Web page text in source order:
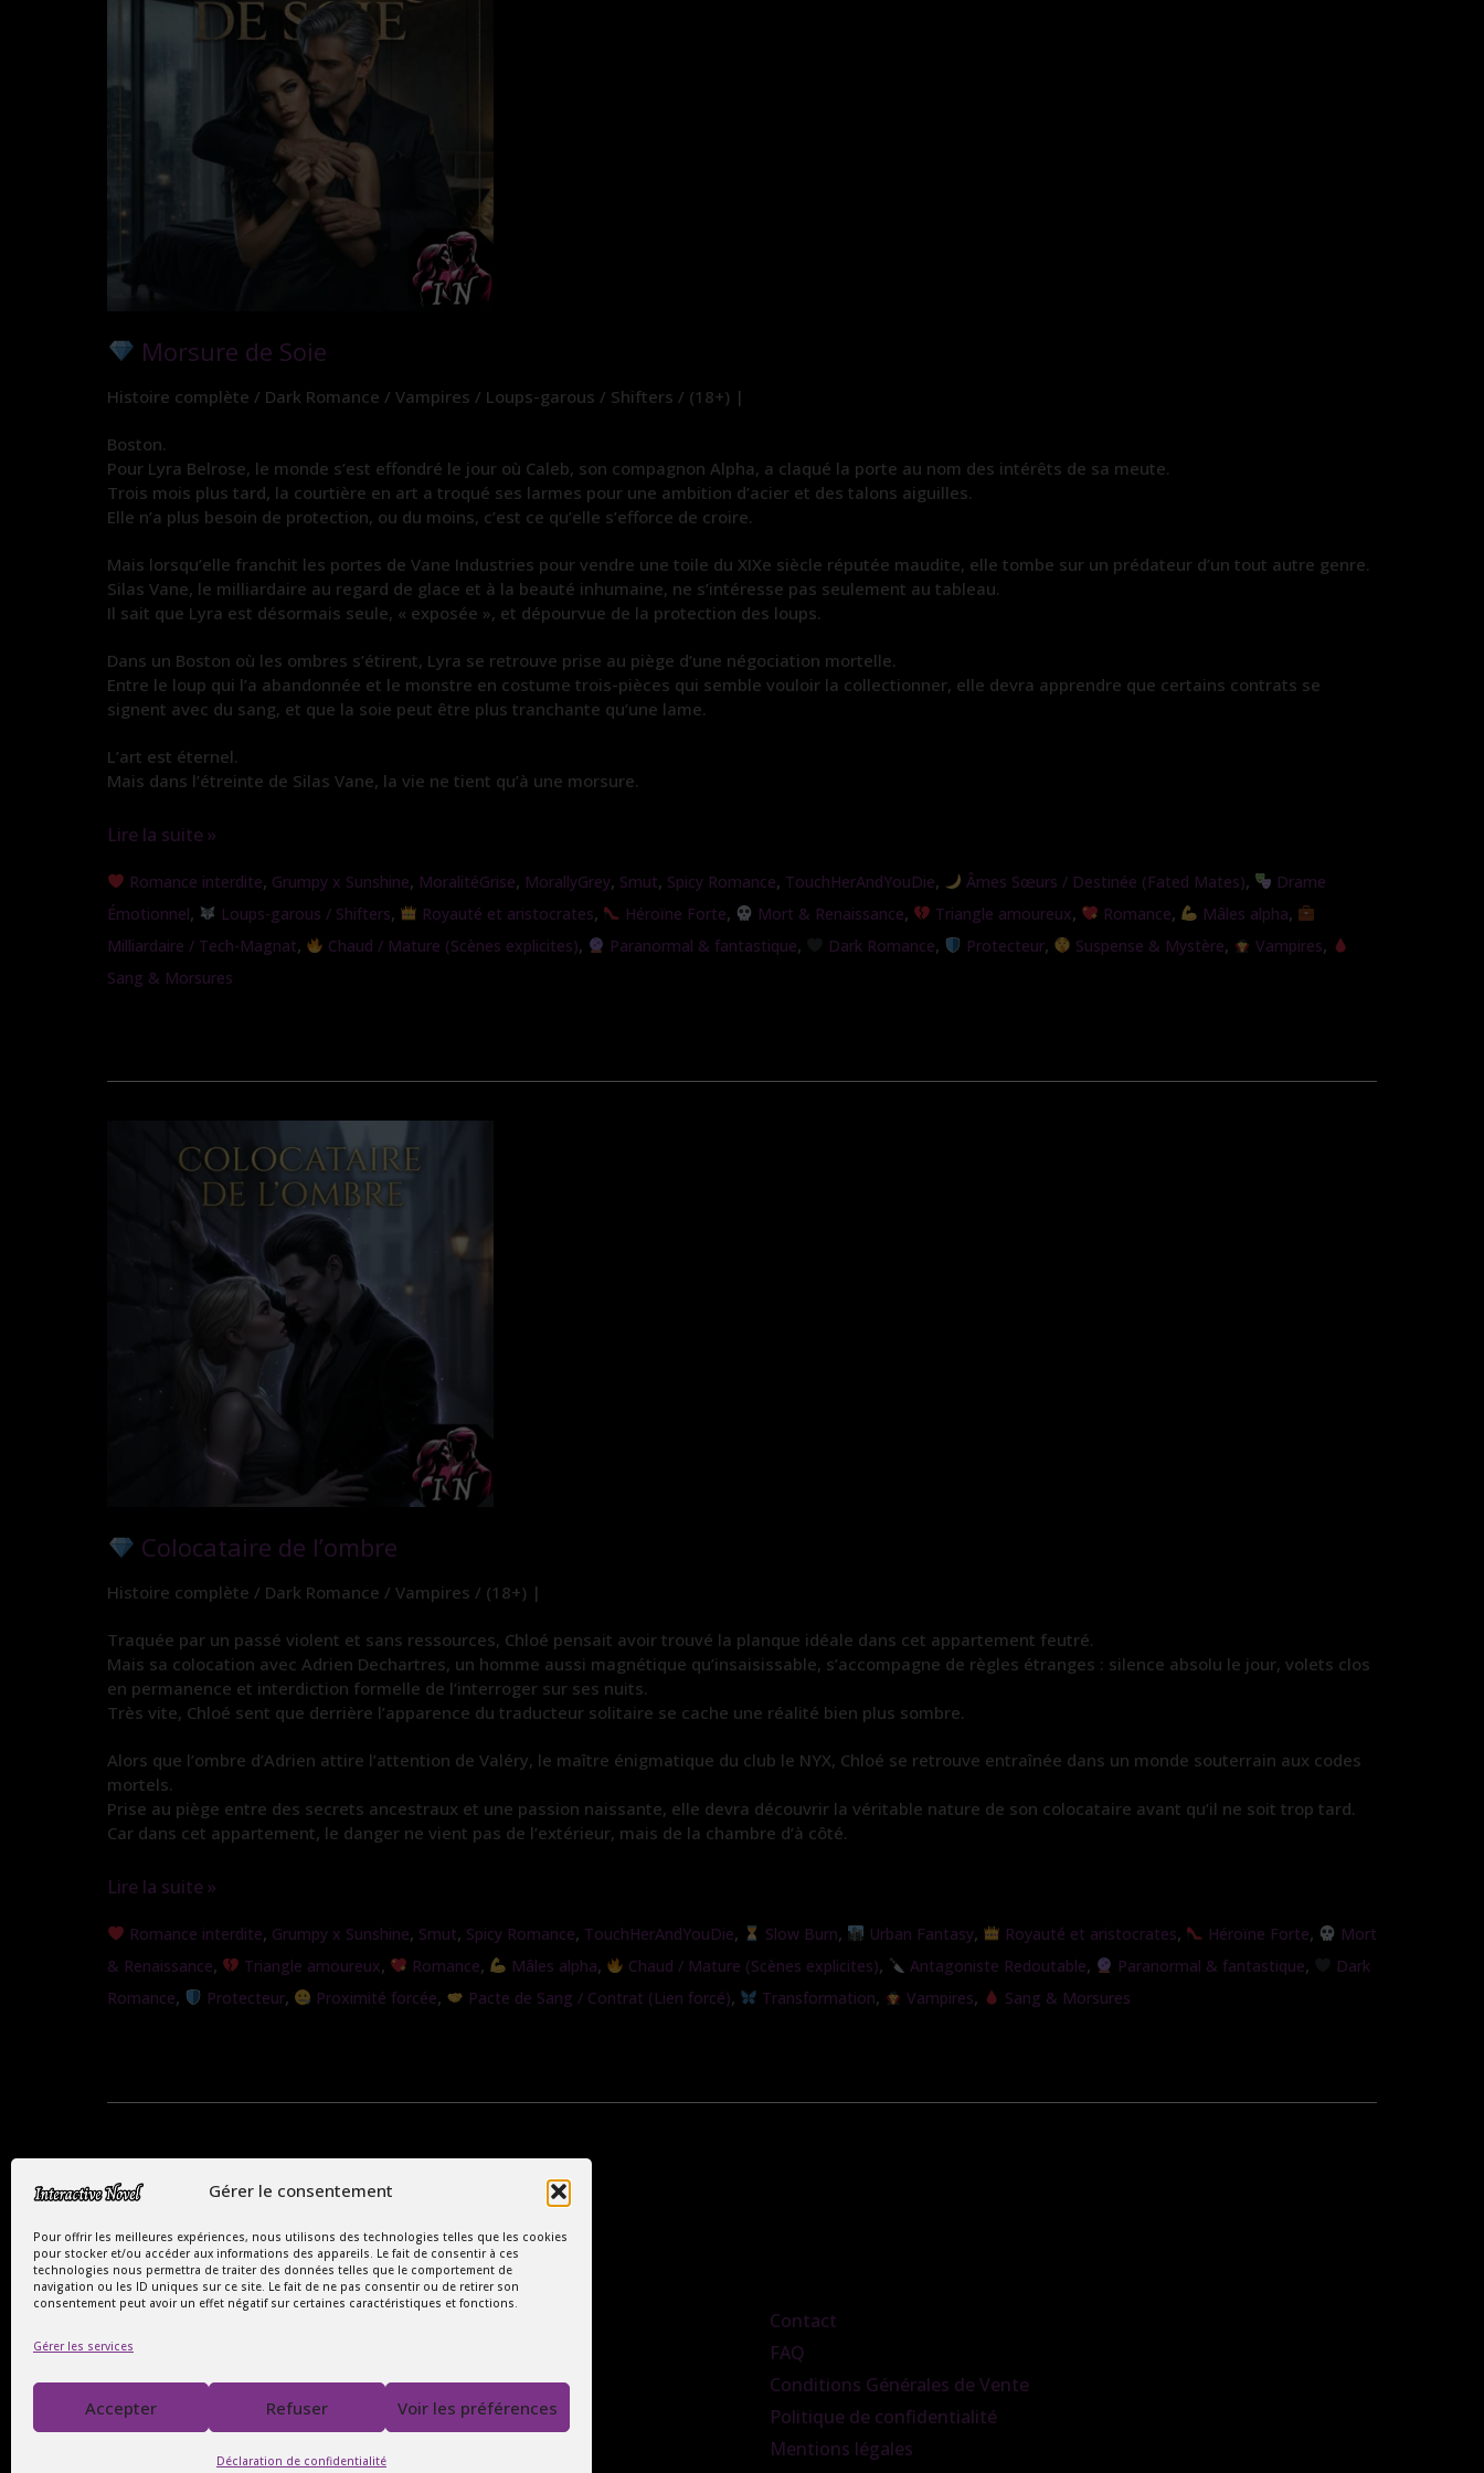
Gérer le consentement
Pour offrir les meilleures expériences, nous utilisons des technologies telles que les cookies
pour stocker et/ou accéder aux informations des appareils. Le fait de consentir à ces
technologies nous permettra de traiter des données telles que le comportement de
navigation ou les ID uniques sur ce site. Le fait de ne pas consentir ou de retirer son
consentement peut avoir un effet négatif sur certaines caractéristiques et fonctions.
Gérer les services
Accepter Refuser Voir les préférences
Déclaration de confidentialité
Morsure de Soie
Histoire complète / Dark Romance / Vampires / Loups-garous / Shifters / (18+) |
Boston.
Pour Lyra Belrose, le monde s’est effondré le jour où Caleb, son compagnon Alpha, a claqué la porte au nom des intérêts de sa meute.
Trois mois plus tard, la courtière en art a troqué ses larmes pour une ambition d’acier et des talons aiguilles.
Elle n’a plus besoin de protection, ou du moins, c’est ce qu’elle s’efforce de croire.
Mais lorsqu’elle franchit les portes de Vane Industries pour vendre une toile du XIXe siècle réputée maudite, elle tombe sur un prédateur d’un tout autre genre.
Silas Vane, le milliardaire au regard de glace et à la beauté inhumaine, ne s’intéresse pas seulement au tableau.
Il sait que Lyra est désormais seule, « exposée », et dépourvue de la protection des loups.
Dans un Boston où les ombres s’étirent, Lyra se retrouve prise au piège d’une négociation mortelle.
Entre le loup qui l’a abandonnée et le monstre en costume trois-pièces qui semble vouloir la collectionner, elle devra apprendre que certains contrats se
signent avec du sang, et que la soie peut être plus tranchante qu’une lame.
L’art est éternel.
Mais dans l’étreinte de Silas Vane, la vie ne tient qu’à une morsure.
Lire la suite »
Romance interdite, Grumpy x Sunshine, MoralitéGrise, MorallyGrey, Smut, Spicy Romance, TouchHerAndYouDie, Âmes Sœurs / Destinée (Fated Mates),
Drame
Émotionnel, Loups-garous / Shifters, Royauté et aristocrates, Héroïne Forte, Mort & Renaissance, Triangle amoureux, Romance, Mâles alpha,
Milliardaire / Tech-Magnat, Chaud / Mature (Scènes explicites), Paranormal & fantastique, Dark Romance, Protecteur, Suspense & Mystère, Vampires,
Sang & Morsures
Colocataire de l’ombre
Histoire complète / Dark Romance / Vampires / (18+) |
Traquée par un passé violent et sans ressources, Chloé pensait avoir trouvé la planque idéale dans cet appartement feutré.
Mais sa colocation avec Adrien Dechartres, un homme aussi magnétique qu’insaisissable, s’accompagne de règles étranges : silence absolu le jour, volets clos
en permanence et interdiction formelle de l’interroger sur ses nuits.
Très vite, Chloé sent que derrière l’apparence du traducteur solitaire se cache une réalité bien plus sombre.
Alors que l’ombre d’Adrien attire l’attention de Valéry, le maître énigmatique du club le NYX, Chloé se retrouve entraînée dans un monde souterrain aux codes
mortels.
Prise au piège entre des secrets ancestraux et une passion naissante, elle devra découvrir la véritable nature de son colocataire avant qu’il ne soit trop tard.
Car dans cet appartement, le danger ne vient pas de l’extérieur, mais de la chambre d’à côté.
Lire la suite »
Romance interdite, Grumpy x Sunshine, Smut, Spicy Romance, TouchHerAndYouDie, Slow Burn, Urban Fantasy, Royauté et aristocrates, Héroïne Forte,
Mort
& Renaissance, Triangle amoureux, Romance, Mâles alpha, Chaud / Mature (Scènes explicites), Antagoniste Redoutable, Paranormal & fantastique,
Dark
Romance, Protecteur, Proximité forcée, Pacte de Sang / Contrat (Lien forcé), Transformation, Vampires, Sang & Morsures
Le Monde Captivant des Romances
SIREN : 107535668
Contact
FAQ
Conditions Générales de Vente
Politique de confidentialité
Mentions légales